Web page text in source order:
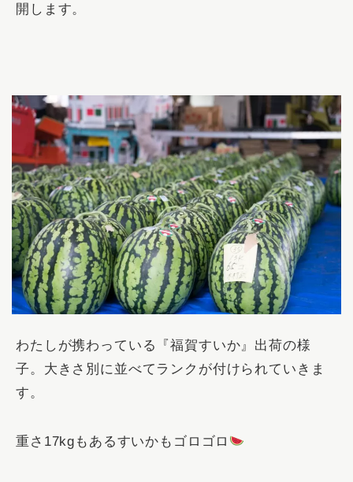
開します。
わたしが携わっている『福賀すいか』出荷の様
子。大きさ別に並べてランクが付けられていきま
す。
重さ17kgもあるすいかもゴロゴロ